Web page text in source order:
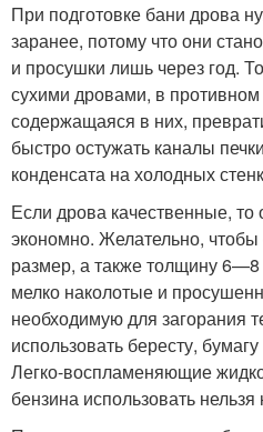
При подготовке бани дрова
заранее, потому что они
и просушки лишь через год.
сухими дровами, в противном
содержащаяся в них,
быстро остужать каналы
конденсата на холодных
Если дрова качественные, то
экономно. Желательно,
размер, а также толщину
мелко наколотые и
необходимую для загорания
использовать бересту,
Легко-воспламеняющие
бензина использовать